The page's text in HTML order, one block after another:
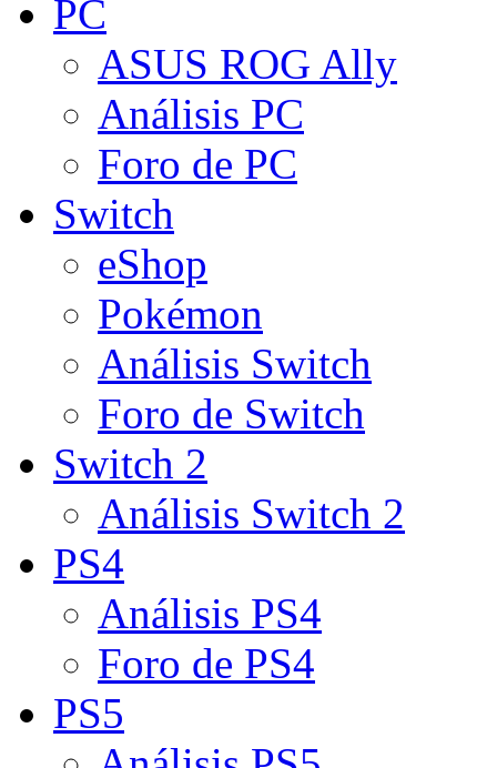
PC
ASUS ROG Ally
Análisis PC
Foro de PC
Switch
eShop
Pokémon
Análisis Switch
Foro de Switch
Switch 2
Análisis Switch 2
PS4
Análisis PS4
Foro de PS4
PS5